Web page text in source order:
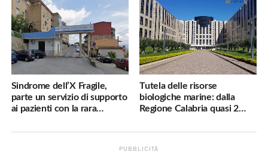
subito»
Sindrome dell’X Fragile,
parte un servizio di supporto
ai pazienti con la rara
Tutela delle risorse
biologiche marine: dalla
Regione Calabria quasi 2
PUBBLICITÀ